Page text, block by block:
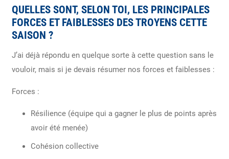
QUELLES SONT, SELON TOI, LES PRINCIPALES
FORCES ET FAIBLESSES DES TROYENS CETTE
SAISON ?
J’ai déjà répondu en quelque sorte à cette question sans le
vouloir, mais si je devais résumer nos forces et faiblesses :
Forces :
Résilience (équipe qui a gagner le plus de points après
avoir été menée)
Cohésion collective